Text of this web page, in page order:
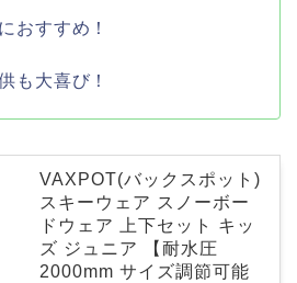
おすすめ！
も大喜び！
VAXPOT(バックスポット)
スキーウェア スノーボー
ドウェア 上下セット キッ
ズ ジュニア 【耐水圧
2000mm サイズ調節可能